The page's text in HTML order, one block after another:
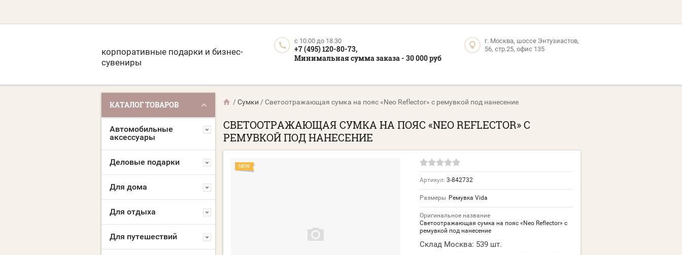
корпоративные подарки и бизнес-
сувениры
c 10.00 до 18.30
+7 (495) 120-80-73,
Минимальная сумма заказа - 30 000 руб
г. Москва, шоссе Энтузиастов,
56, стр.25, офис 135
КАТАЛОГ ТОВАРОВ
Автомобильные
аксессуары
Деловые подарки
Для дома
Для отдыха
Для путешествий
/Сумки /Светоотражающая сумка на пояс «Neo Reflector» с ремувкой под нанесение
СВЕТООТРАЖАЮЩАЯ СУМКА НА ПОЯС «NEO REFLECTOR» С
РЕМУВКОЙ ПОД НАНЕСЕНИЕ
NEW
Артикул: 3-842732
Размеры Ремувка Vida
Оригинальное название
Светоотражающая сумка на пояс «Neo Reflector» с
ремувкой под нанесение
Склад Москва: 539 шт.